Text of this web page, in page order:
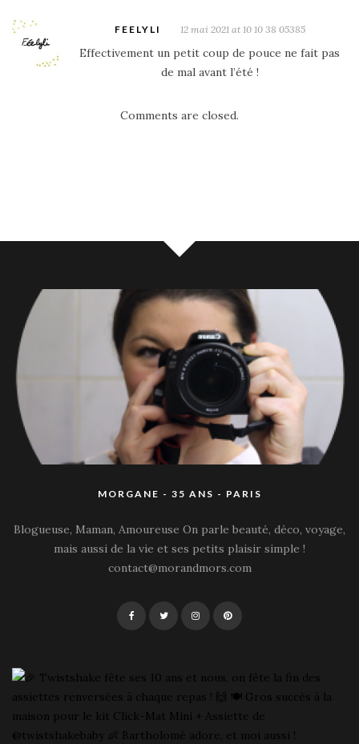
FEELYLI 12 mai 2021 at 10 10 38 05385
Effectivement un petit coup de pouce ne fait pas
de mal avant l’été !
Comments are closed.
MORGANE - 35 ANS - PARIS
Blogueuse, Maman, Amoureuse On parle beauté, déco, voyage,
mais aussi de la vie et ses petits plaisir simple !
contact@morandmors.com